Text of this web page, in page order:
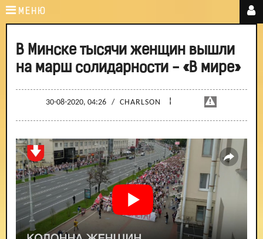
МЕНЮ
В Минске тысячи женщин вышли
на марш солидарности - «В мире»
30-08-2020, 04:26 / CHARLSON ¦